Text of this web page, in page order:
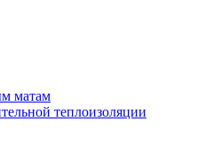
матам
теплоизоляции